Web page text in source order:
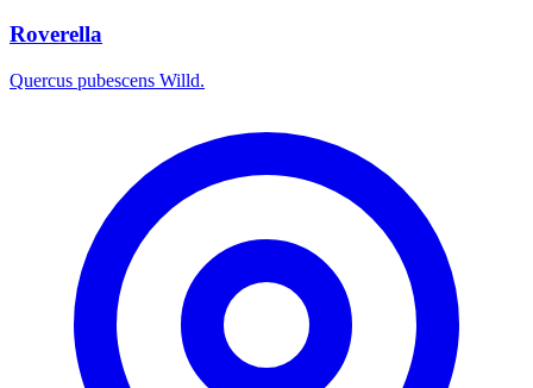
Roverella
Quercus pubescens Willd.